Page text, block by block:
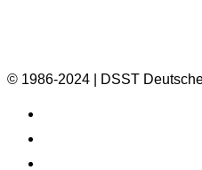
© 1986-2024 | DSST